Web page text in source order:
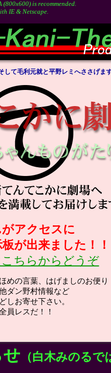
(800x600) is recommended.
IE & Netscape.
して毛利元就と平野レミへささげま
がアクセスに
が出来ました！！
ちらからどうぞ
めの言葉、はげましのお便り
ダン野村情報など
しお寄せ下さい。
員レスだ！！
せ （白木みのるで